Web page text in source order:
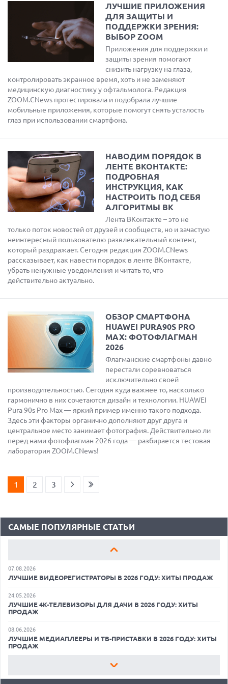
ЛУЧШИЕ ПРИЛОЖЕНИЯ
ДЛЯ ЗАЩИТЫ И
ПОДДЕРЖКИ ЗРЕНИЯ:
ВЫБОР ZOOM
Приложения для поддержки и
защиты зрения помогают
снизить нагрузку на глаза,
контролировать экранное время, хоть и не заменяют
медицинскую диагностику у офтальмолога. Редакция
ZOOM.CNews протестировала и подобрала лучшие
мобильные приложения, которые помогут снять усталость
глаз при использовании смартфона.
НАВОДИМ ПОРЯДОК В
ЛЕНТЕ ВКОНТАКТЕ:
ПОДРОБНАЯ
ИНСТРУКЦИЯ, КАК
НАСТРОИТЬ ПОД СЕБЯ
АЛГОРИТМЫ ВК
Лента ВКонтакте – это не
только поток новостей от друзей и сообществ, но и зачастую
неинтересный пользователю развлекательный контент,
который раздражает. Сегодня редакция ZOOM.CNews
рассказывает, как навести порядок в ленте ВКонтакте,
убрать ненужные уведомления и читать то, что
действительно актуально.
ОБЗОР СМАРТФОНА
HUAWEI PURA90S PRO
MAX: ФОТОФЛАГМАН
2026
Флагманские смартфоны давно
перестали соревноваться
исключительно своей
производительностью. Сегодня куда важнее то, насколько
гармонично в них сочетаются дизайн и технологии. HUAWEI
Pura 90s Pro Max — яркий пример именно такого подхода.
Здесь эти факторы органично дополняют друг друга и
центральное место занимает фотография. Действительно ли
перед нами фотофлагман 2026 года — разбирается тестовая
лаборатория ZOOM.CNews!
1 2 3
САМЫЕ ПОПУЛЯРНЫЕ СТАТЬИ
САМЫЕ ЛЕГКИЕ НОУТБУКИ С ДИСКРЕТНОЙ ГРАФИКОЙ: ВЫБОР
ZOOM
ЛЕТОМ: ВЫБОР ZOOM
07.08.2026
ЛУЧШИЕ ВИДЕОРЕГИСТРАТОРЫ В 2026 ГОДУ: ХИТЫ ПРОДАЖ
24.05.2026
ЛУЧШИЕ 4K-ТЕЛЕВИЗОРЫ ДЛЯ ДАЧИ В 2026 ГОДУ: ХИТЫ
ПРОДАЖ
08.06.2026
ЛУЧШИЕ МЕДИАПЛЕЕРЫ И ТВ-ПРИСТАВКИ В 2026 ГОДУ: ХИТЫ
ПРОДАЖ
ПОДКЛЮЧЕНИЯ К ТЕЛЕВИЗОРУ: ВЫБОР ZOOM
07.08.2026
ХАКЕР ПРИЗНАЛ ВИНУ ВО ВЗЛОМЕ SNOWFLAKE И КРАЖЕ
ДАННЫХ МИЛЛИОНОВ ПОЛЬЗОВАТЕЛЕЙ
УСПЕХ ЛЕГЕНДАРНЫХ МОДЕЛЕЙ КОМПАНИИ